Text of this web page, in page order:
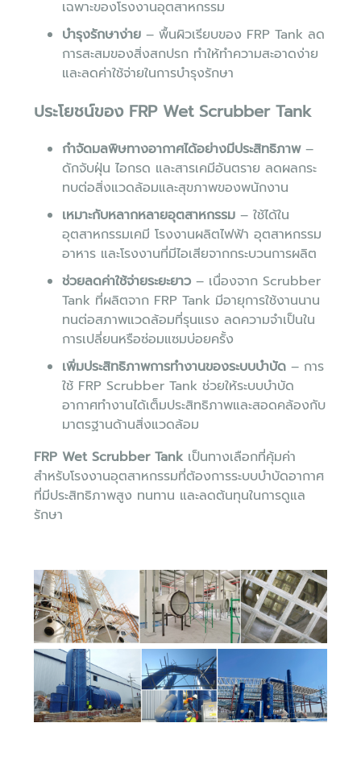
เฉพาะของโรงงานอุตสาหกรรม
บำรุงรักษาง่าย – พื้นผิวเรียบของ FRP Tank ลด
การสะสมของสิ่งสกปรก ทำให้ทำความสะอาดง่าย
และลดค่าใช้จ่ายในการบำรุงรักษา
ประโยชน์ของ FRP Wet Scrubber Tank
กำจัดมลพิษทางอากาศได้อย่างมีประสิทธิภาพ–
ดักจับฝุ่น ไอกรด และสารเคมีอันตราย ลดผลกระ
ทบต่อสิ่งแวดล้อมและสุขภาพของพนักงาน
เหมาะกับหลากหลายอุตสาหกรรม – ใช้ได้ใน
อุตสาหกรรมเคมี โรงงานผลิตไฟฟ้า อุตสาหกรรม
อาหาร และโรงงานที่มีไอเสียจากกระบวนการผลิต
ช่วยลดค่าใช้จ่ายระยะยาว – เนื่องจาก Scrubber
Tank ที่ผลิตจาก FRP Tank มีอายุการใช้งานนาน
ทนต่อสภาพแวดล้อมที่รุนแรง ลดความจำเป็นใน
การเปลี่ยนหรือซ่อมแซมบ่อยครั้ง
เพิ่มประสิทธิภาพการทำงานของระบบบำบัด – การ
ใช้ FRP Scrubber Tank ช่วยให้ระบบบำบัด
อากาศทำงานได้เต็มประสิทธิภาพและสอดคล้องกับ
มาตรฐานด้านสิ่งแวดล้อม
FRP Wet Scrubber Tankเป็นทางเลือกที่คุ้มค่า
สำหรับโรงงานอุตสาหกรรมที่ต้องการระบบบำบัดอากาศ
ที่มีประสิทธิภาพสูง ทนทาน และลดต้นทุนในการดูแล
รักษา